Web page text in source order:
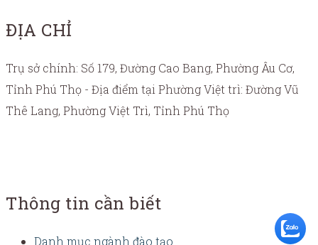
ĐỊA CHỈ
Trụ sở chính: Số 179, Đường Cao Bang, Phường Âu Cơ,
Tỉnh Phú Thọ - Địa điểm tại Phường Việt trì: Đường Vũ
Thê Lang, Phường Việt Trì, Tỉnh Phú Thọ
Thông tin cần biết
Danh mục ngành đào tạo